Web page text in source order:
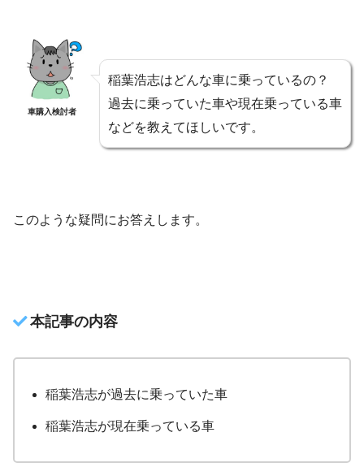
車購入検討者
稲葉浩志はどんな車に乗っているの？
過去に乗っていた車や現在乗っている車
などを教えてほしいです。
このような疑問にお答えします。
本記事の内容
稲葉浩志が過去に乗っていた車
稲葉浩志が現在乗っている車